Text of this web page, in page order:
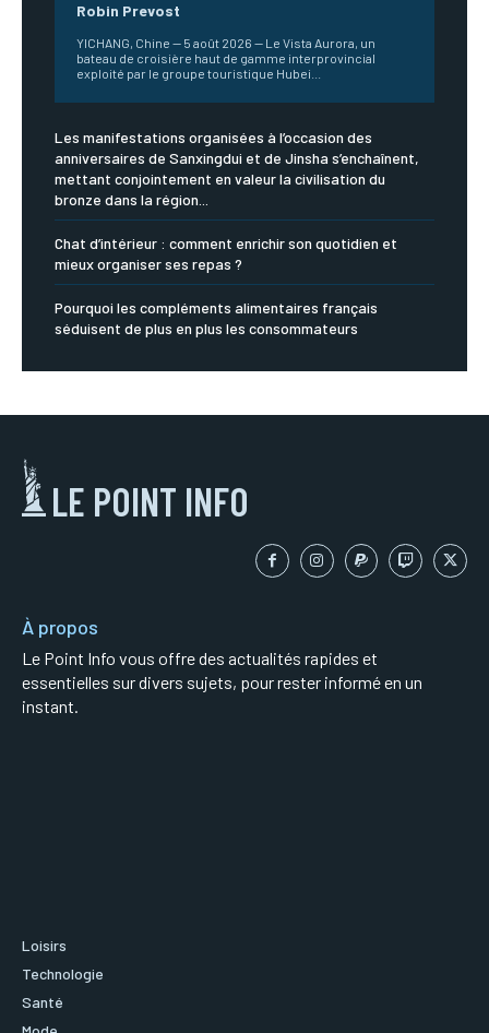
Robin Prevost
YICHANG, Chine — 5 août 2026 — Le Vista Aurora, un
bateau de croisière haut de gamme interprovincial
exploité par le groupe touristique Hubei...
Les manifestations organisées à l’occasion des
anniversaires de Sanxingdui et de Jinsha s’enchaînent,
mettant conjointement en valeur la civilisation du
bronze dans la région...
Chat d’intérieur : comment enrichir son quotidien et
mieux organiser ses repas ?
Pourquoi les compléments alimentaires français
séduisent de plus en plus les consommateurs
LE POINT INFO
À propos
Le Point Info vous offre des actualités rapides et
essentielles sur divers sujets, pour rester informé en un
instant.
Loisirs
Technologie
Santé